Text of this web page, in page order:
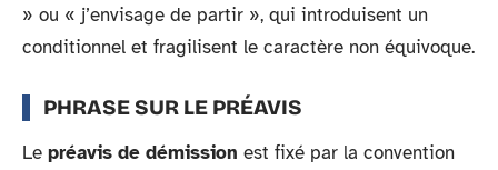
» ou « j’envisage de partir », qui introduisent un
conditionnel et fragilisent le caractère non équivoque.
PHRASE SUR LE PRÉAVIS
Le préavis de démission est fixé par la convention